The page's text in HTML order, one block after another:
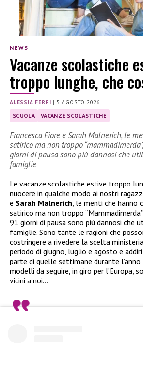
NEWS
Vacanze scolastiche
troppo lunghe, che
ALESSIA FERRI | 5 AGOSTO 2026
SCUOLA VACANZE SCOLASTICHE
Francesca Fiore e Sarah Malnerich, le
satirico ma non troppo
giorni di pausa sono più dannosi che
famiglie
Le vacanze scolastiche estive troppo
nuocere in qualche modo ai nostri
e Sarah Malnerich, le menti che hanno
satirico ma non troppo
91 giorni di pausa sono più dannosi che
famiglie. Sono tante le ragioni che
costringere a rivedere la scelta
periodo di giugno, luglio e agosto e
parte di quelle settimane durante l’anno
modelli da seguire, in giro per l’Europa,
vicini a noi…